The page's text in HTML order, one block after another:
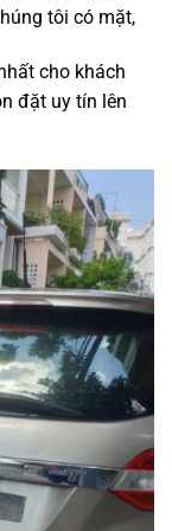
tôi có mặt,
cho khách
đặt uy tín lên